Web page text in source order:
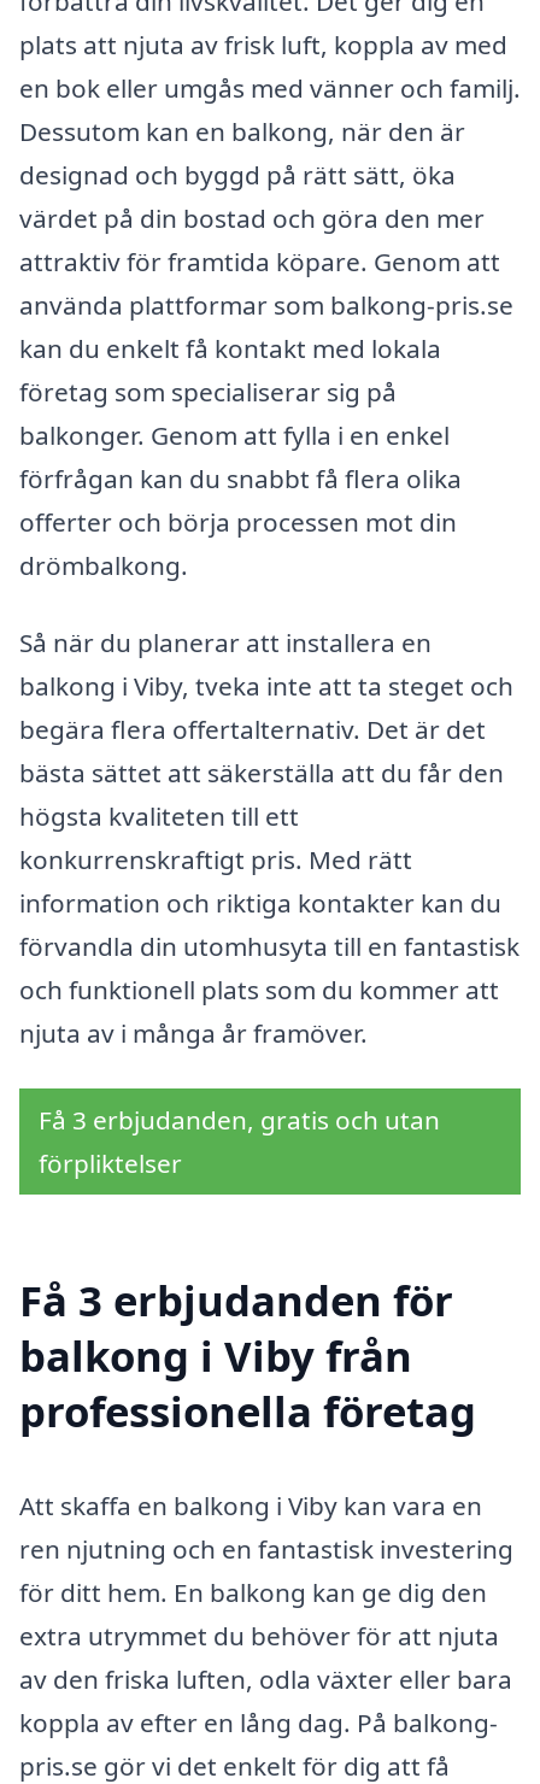
plats att njuta av frisk luft, koppla av med
en bok eller umgås med vänner och familj.
Dessutom kan en balkong, när den är
designad och byggd på rätt sätt, öka
värdet på din bostad och göra den mer
attraktiv för framtida köpare. Genom att
använda plattformar som balkong-pris.se
kan du enkelt få kontakt med lokala
företag som specialiserar sig på
balkonger. Genom att fylla i en enkel
förfrågan kan du snabbt få flera olika
offerter och börja processen mot din
drömbalkong.
Så när du planerar att installera en
balkong i Viby, tveka inte att ta steget och
begära flera offertalternativ. Det är det
bästa sättet att säkerställa att du får den
högsta kvaliteten till ett
konkurrenskraftigt pris. Med rätt
information och riktiga kontakter kan du
förvandla din utomhusyta till en fantastisk
och funktionell plats som du kommer att
njuta av i många år framöver.
Få 3 erbjudanden, gratis och utan
förpliktelser
Få 3 erbjudanden för
balkong i Viby från
professionella företag
Att skaffa en balkong i Viby kan vara en
ren njutning och en fantastisk investering
för ditt hem. En balkong kan ge dig den
extra utrymmet du behöver för att njuta
av den friska luften, odla växter eller bara
koppla av efter en lång dag. På balkong-
pris.se gör vi det enkelt för dig att få